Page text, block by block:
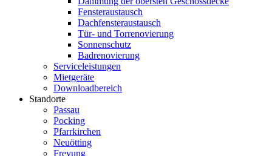
Fensteraustausch
Dachfensteraustausch
Tür- und Torrenovierung
Sonnenschutz
Badrenovierung
Serviceleistungen
Mietgeräte
Downloadbereich
Standorte
Passau
Pocking
Pfarrkirchen
Neuötting
Freyung